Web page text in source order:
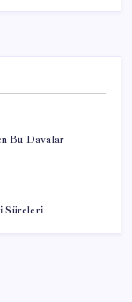
Bu Davalar
Süreleri